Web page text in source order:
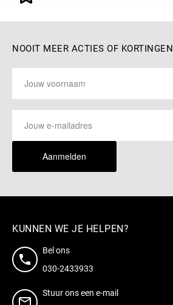
NOOIT MEER ACTIES OF
Aanmelden
KUNNEN WE JE HELPEN?
Bel ons
030-2433933
Stuur ons een e-mail